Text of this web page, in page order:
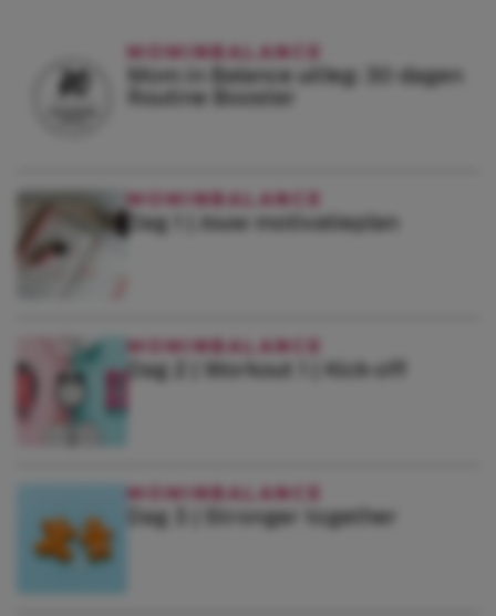
MOMINBALANCE
Mom in Balance uitleg: 30 dagen
Routine Booster
MOMINBALANCE
Dag 1 | Jouw motivatieplan
MOMINBALANCE
Dag 2 | Workout 1 | Kick-off
MOMINBALANCE
Dag 3 | Stronger together